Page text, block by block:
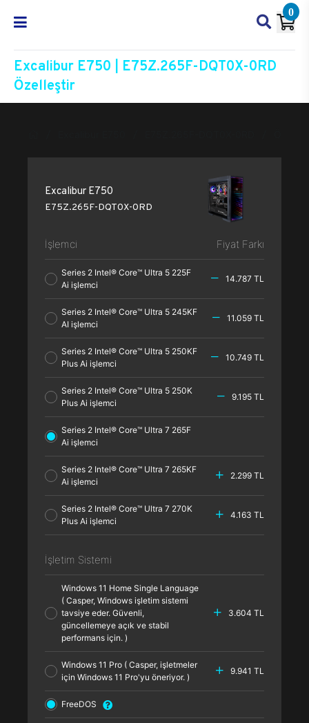
0
Excalibur E750 | E75Z.265F-DQT0X-0RD
Özelleştir
Excalibur E750
E75Z.265F-DQT0X-0RD
İşlemci Fiyat Farkı
Series 2 Intel® Core™ Ultra 5 225F
Ai işlemci
14.787 TL
Series 2 Intel® Core™ Ultra 5 245KF
AI işlemci
11.059 TL
Series 2 Intel® Core™ Ultra 5 250KF
Plus Ai işlemci
10.749 TL
Series 2 Intel® Core™ Ultra 5 250K
Plus Ai işlemci
9.195 TL
Series 2 Intel® Core™ Ultra 7 265F
Ai işlemci
Series 2 Intel® Core™ Ultra 7 265KF
Ai işlemci
2.299 TL
Series 2 Intel® Core™ Ultra 7 270K
Plus Ai işlemci
4.163 TL
İşletim Sistemi
Windows 11 Home Single Language
( Casper, Windows işletim sistemi
tavsiye eder. Güvenli,
güncellemeye açık ve stabil
performans için. )
3.604 TL
Windows 11 Pro ( Casper, işletmeler
için Windows 11 Pro'yu öneriyor. )
9.941 TL
FreeDOS